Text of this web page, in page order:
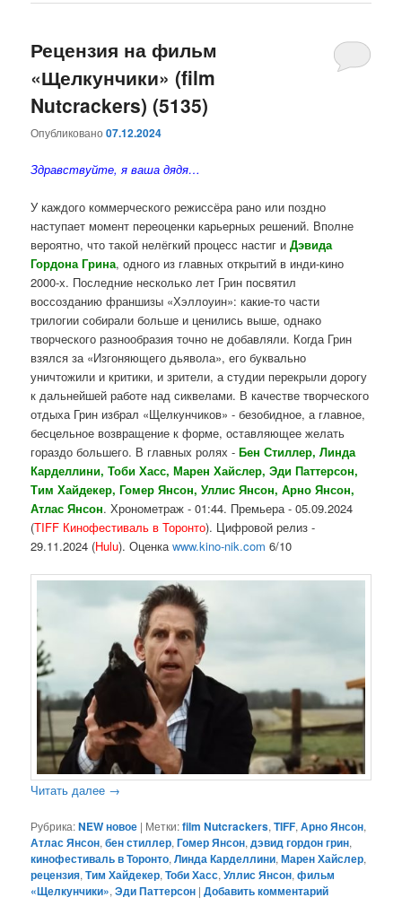
Рецензия на фильм
«Щелкунчики» (film
Nutcrackers) (5135)
Опубликовано07.12.2024
Здравствуйте, я ваша дядя…
У каждого коммерческого режиссёра рано или поздно
наступает момент переоценки карьерных решений. Вполне
вероятно, что такой нелёгкий процесс настиг иДэвида
Гордона Грина, одного из главных открытий в инди-кино
2000-х. Последние несколько лет Грин посвятил
воссозданию франшизы «Хэллоуин»: какие-то части
трилогии собирали больше и ценились выше, однако
творческого разнообразия точно не добавляли. Когда Грин
взялся за «Изгоняющего дьявола», его буквально
уничтожили и критики, и зрители, а студии перекрыли дорогу
к дальнейшей работе над сиквелами. В качестве творческого
отдыха Грин избрал «Щелкунчиков» - безобидное, а главное,
бесцельное возвращение к форме, оставляющее желать
гораздо большего. В главных ролях -Бен Стиллер, Линда
Карделлини, Тоби Хасс, Марен Хайслер, Эди Паттерсон,
Тим Хайдекер, Гомер Янсон, Уллис Янсон, Арно Янсон,
Атлас Янсон. Хронометраж - 01:44. Премьера - 05.09.2024
(TIFF Кинофестиваль в Торонто). Цифровой релиз -
29.11.2024 (Hulu). Оценкаwww.kino-nik.com 6/10
Читать далее →
Рубрика:NEW новое | Метки:film Nutcrackers,TIFF,Арно Янсон,
Атлас Янсон,бен стиллер,Гомер Янсон,дэвид гордон грин,
кинофестиваль в Торонто,Линда Карделлини,Марен Хайслер,
рецензия,Тим Хайдекер,Тоби Хасс,Уллис Янсон,фильм
«Щелкунчики»,Эди Паттерсон |Добавить комментарий